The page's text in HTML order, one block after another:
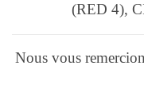
(RED 4),
Nous vous